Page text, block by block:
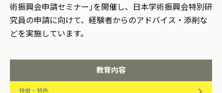
術振興会申請セミナー｣を開催し、日本学術振興会特別研
究員の申請に向けて、経験者からのアドバイス・添削な
どを実施しています。
教育内容
特徴・特色